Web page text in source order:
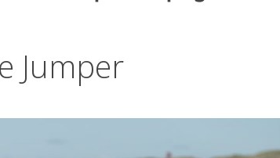
Jumper